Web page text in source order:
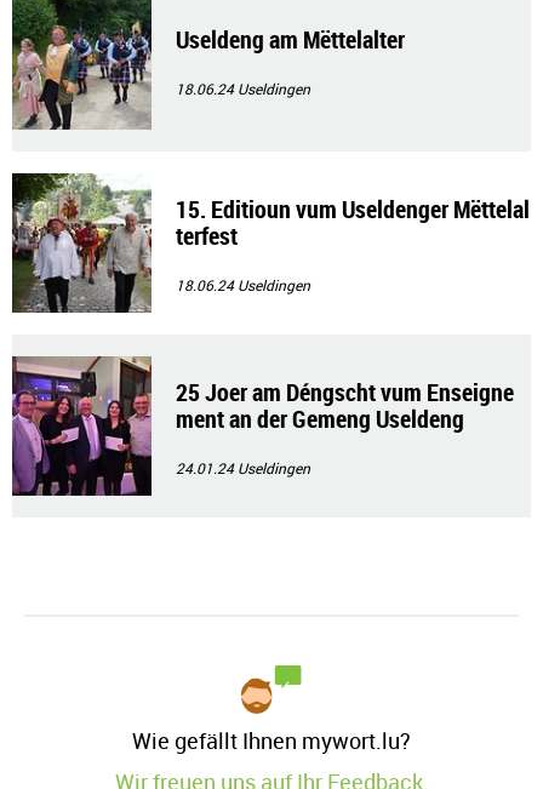
Useldeng am Mëttelalter
18.06.24Useldingen
15. Editioun vum Useldenger Mëttelal
terfest
18.06.24Useldingen
25 Joer am Déngscht vum Enseigne
ment an der Gemeng Useldeng
24.01.24Useldingen
Wie gefällt Ihnen mywort.lu?
Wir freuen uns auf Ihr Feedback.